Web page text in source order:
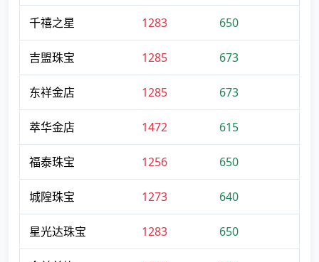
千禧之星 1283 650
吉盟珠宝 1285 673
东祥金店 1285 673
萃华金店 1472 615
福泰珠宝 1256 650
城隍珠宝 1273 640
星光达珠宝 1283 650